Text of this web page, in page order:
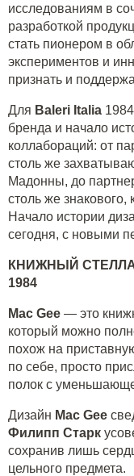
исследованиям в
разработкой
стать пионером в
экспериментов и
признать и
Для Baleri Italia
бренда и начало
коллабораций: от
столь же
Мадонны, до
столь же знакового,
Начало истории
сегодня, с новыми
КНИЖНЫЙ
1984
Mac Gee — это
который можно
похож на
по себе, просто
полок с
Дизайн Mac Gee
Филипп Старк
сохранив лишь
цельного предмета.